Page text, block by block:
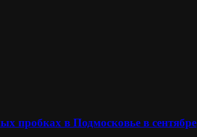
пробках в Подмосковье в сентябре